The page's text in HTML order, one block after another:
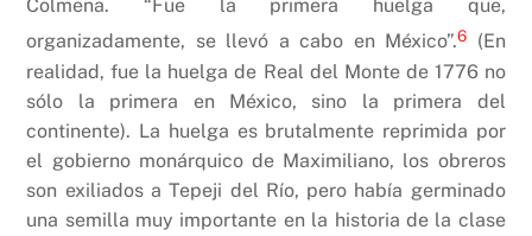
Colmena. “Fue la primera huelga que,
organizadamente, se llevó a cabo en México”.6
(En
realidad, fue la huelga de Real del Monte de 1776 no
sólo la primera en México, sino la primera del
continente). La huelga es brutalmente reprimida por
el gobierno monárquico de Maximiliano, los obreros
son exiliados a Tepeji del Río, pero había germinado
una semilla muy importante en la historia de la clase